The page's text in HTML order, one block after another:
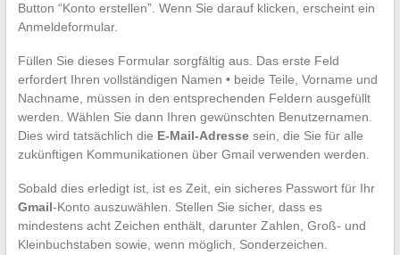
Button “Konto erstellen”. Wenn Sie darauf klicken, erscheint ein
Anmeldeformular.
Füllen Sie dieses Formular sorgfältig aus. Das erste Feld
erfordert Ihren vollständigen Namen • beide Teile, Vorname und
Nachname, müssen in den entsprechenden Feldern ausgefüllt
werden. Wählen Sie dann Ihren gewünschten Benutzernamen.
Dies wird tatsächlich die E-Mail-Adressesein, die Sie für alle
zukünftigen Kommunikationen über Gmail verwenden werden.
Sobald dies erledigt ist, ist es Zeit, ein sicheres Passwort für Ihr
Gmail-Konto auszuwählen. Stellen Sie sicher, dass es
mindestens acht Zeichen enthält, darunter Zahlen, Groß- und
Kleinbuchstaben sowie, wenn möglich, Sonderzeichen.